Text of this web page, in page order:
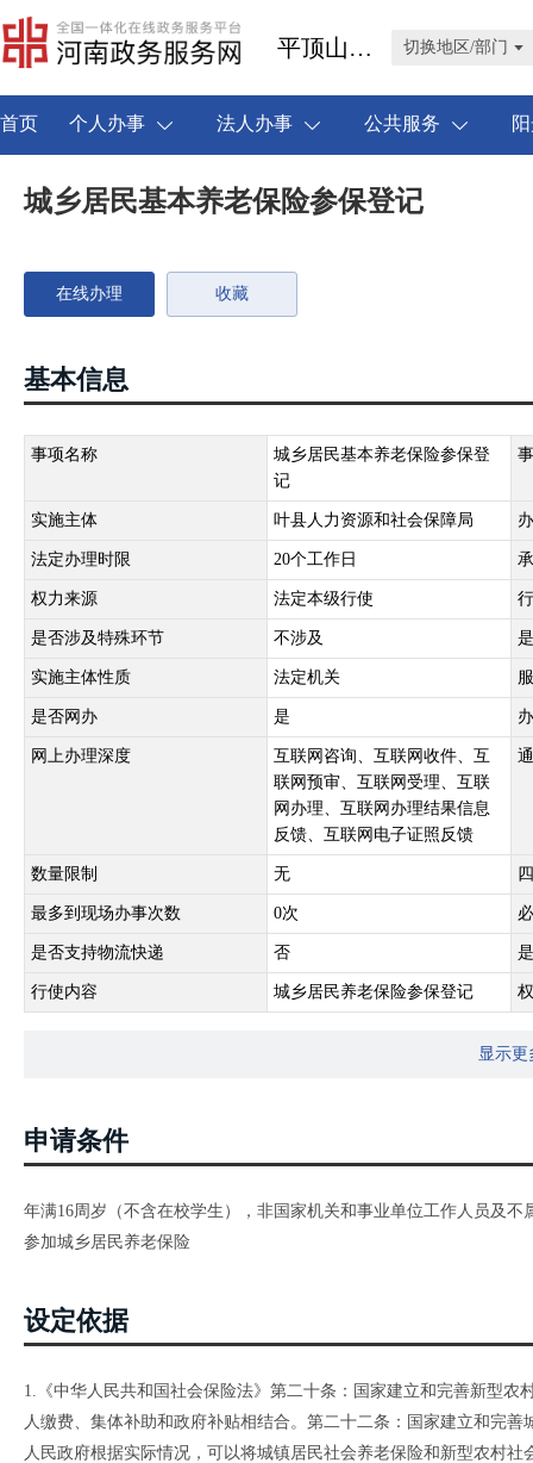
平顶山市叶县 切换地区/部门
首页 个人办事 法人办事 公共服务
城乡居民基本养老保险参保登记
在线办理 收藏
基本信息
事项名称
城乡居民基本养老保险参保登
记
实施主体 叶县人力资源和社会保障局
法定办理时限 20个工作日
权力来源 法定本级行使
是否涉及特殊环节 不涉及
实施主体性质 法定机关
是否网办 是
网上办理深度
互联网咨询、互联网收件、互
联网预审、互联网受理、互联
网办理、互联网办理结果信息
反馈、互联网电子证照反馈
数量限制 无
最多到现场办事次数 0次
是否支持物流快递 否
行使内容 城乡居民养老保险参保登记
显示更
申请条件
年满16周岁（不含在校学生），非国家机关和事业单位工作人员及
参加城乡居民养老保险
设定依据
1.《中华人民共和国社会保险法》第二十条：国家建立和完善新型农
人缴费、集体补助和政府补贴相结合。第二十二条：国家建立和完
人民政府根据实际情况，可以将城镇居民社会养老保险和新型农村社